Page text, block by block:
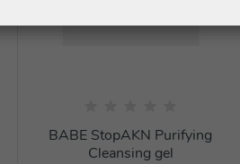
BABE StopAKN Purifying
Cleansing gel